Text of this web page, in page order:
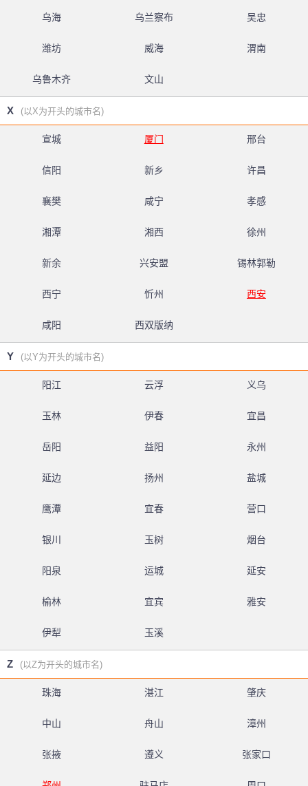
乌海 乌兰察布 吴忠
潍坊 威海 渭南
乌鲁木齐 文山
X (以X为开头的城市名)
宣城 厦门 邢台
信阳 新乡 许昌
襄樊 咸宁 孝感
湘潭 湘西 徐州
新余 兴安盟 锡林郭勒
西宁 忻州 西安
咸阳 西双版纳
Y (以Y为开头的城市名)
阳江 云浮 义乌
玉林 伊春 宜昌
岳阳 益阳 永州
延边 扬州 盐城
鹰潭 宜春 营口
银川 玉树 烟台
阳泉 运城 延安
榆林 宜宾 雅安
伊犁 玉溪
Z (以Z为开头的城市名)
珠海 湛江 肇庆
中山 舟山 漳州
张掖 遵义 张家口